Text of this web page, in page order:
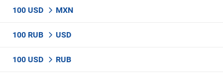
100 USD MXN
100 RUB USD
100 USD RUB